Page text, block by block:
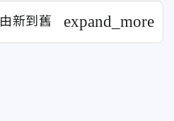
由新到舊 expand_more